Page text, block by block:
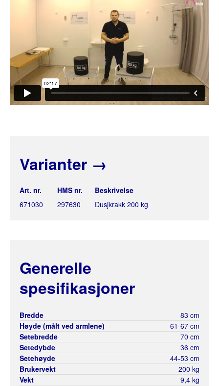
Varianter →
Art. nr. HMS nr.
Beskrivelse
671030
297630 Dusjkrakk 200 kg
Generelle
spesifikasjoner
Bredde
83 cm
Høyde (målt ved armlene)
61-67 cm
Setebredde
70 cm
Setedybde
36 cm
Setehøyde
44-53 cm
Brukervekt
200 kg
Vekt
9,4 kg